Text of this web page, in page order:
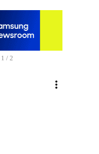
1 / 2
more_vert